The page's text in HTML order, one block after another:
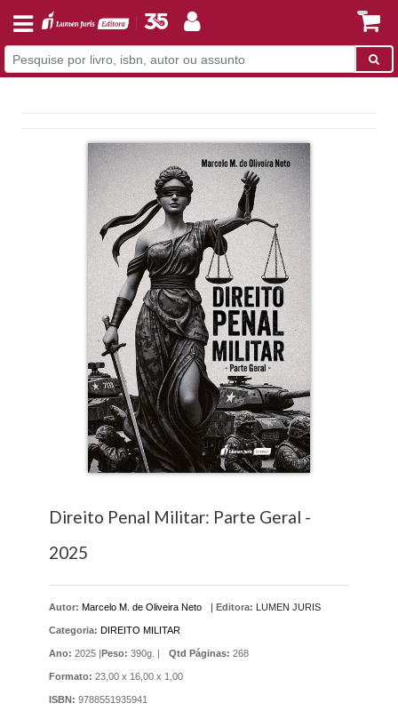
Direito Penal Militar: Parte Geral -
2025
Autor: Marcelo M. de Oliveira Neto | Editora: LUMEN JURIS
Categoria: DIREITO MILITAR
Ano: 2025 |Peso: 390g. | Qtd Páginas: 268
Formato: 23,00 x 16,00 x 1,00
ISBN: 9788551935941